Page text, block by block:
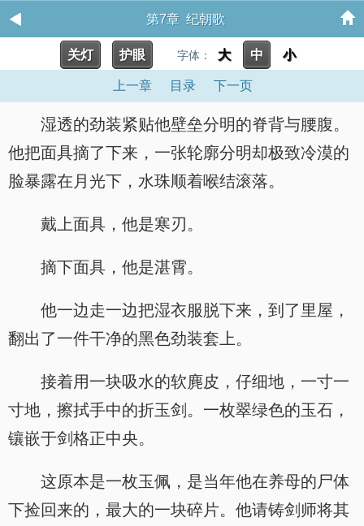
第7章 纪朝歌
关灯 护眼 字体： 大 中 小
上一章 目录 下一页
湿透的劲装紧贴他壁垒分明的脊背与腰腹。
他把面具摘了下来，一张轮廓分明却极致冷漠的
脸暴露在月光下，水珠顺着喉结滚落。
戴上面具，他是寒刃。
摘下面具，他是湛霄。
他一边走一边把湿衣服脱下来，到了里屋，
翻出了一件干净的黑色劲装套上。
接着用一块吸水的软麂皮，仔细地，一寸一
寸地，擦拭手中的折玉剑。一枚翠绿色的玉石，
镶嵌于剑格正中央。
这原本是一枚玉佩，是当年他在养母的尸体
下捡回来的，最大的一块碎片。他请铸剑师将其